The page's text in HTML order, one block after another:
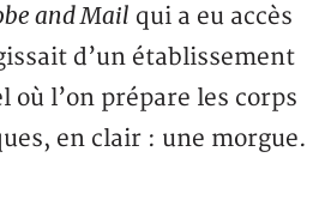
and Mail qui a eu accès
d’un établissement
où l’on prépare les corps
en clair : une morgue.